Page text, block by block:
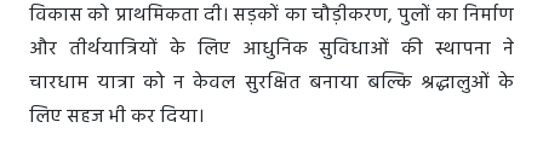
विकास को प्राथमिकता दी। सड़कों का चौड़ीकरण, पुलों का निर्माण
और तीर्थयात्रियों के लिए आधुनिक सुविधाओं की स्थापना ने
चारधाम यात्रा को न केवल सुरक्षित बनाया बल्कि श्रद्धालुओं के
लिए सहज भी कर दिया।